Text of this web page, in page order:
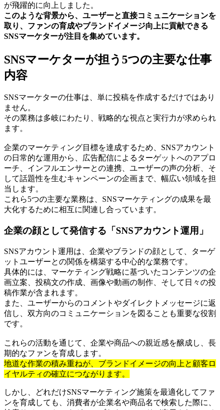
が飛躍的に向上しました。
このような背景から、ユーザーと直接コミュニケーションを
取り、ファンの育成やブランドイメージ向上に貢献できる
SNSマーケターが注目を集めています。
SNSマーケターが担う5つの主要な仕事
内容
SNSマーケターの仕事は、単に投稿を作成するだけではあり
ません。
その業務は多岐にわたり、戦略的な視点と実行力が求められ
ます。
企業のマーケティング目標を達成するため、SNSアカウント
の日常的な運用から、広告配信によるターゲットへのアプロ
ーチ、インフルエンサーとの連携、ユーザーの声の分析、そ
して話題性を生むキャンペーンの企画まで、幅広い領域を担
当します。
これら5つの主要な業務は、SNSマーケティングの成果を最
大化するために相互に関連し合っています。
企業の顔として発信する「SNSアカウント運用」
SNSアカウント運用は、企業やブランドの顔として、ターゲ
ットユーザーとの関係を構築する中心的な業務です。
具体的には、マーケティング戦略に基づいたコンテンツの企
画立案、投稿文の作成、画像や動画の制作、そして日々の投
稿作業が含まれます。
また、ユーザーからのコメントやダイレクトメッセージに返
信し、双方向のコミュニケーションを図ることも重要な役割
です。
これらの活動を通じて、企業や商品への親近感を醸成し、長
期的なファンを育成します。
地道な作業の積み重ねが、ブランドイメージの向上と顧客ロ
イヤルティの確立につながります。
しかし、どれだけSNSマーケティング施策を最適化してファ
ンを育成しても、消費者が企業名や商品名で検索した際に、